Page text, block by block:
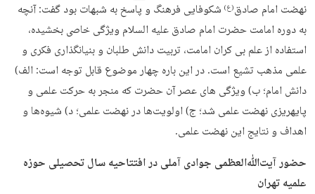
نهضت امام صادق(ع) شكوفايى فرهنگ و پاسخ به شبهات بود گفت: آنچه
به دوره امامت حضرت امام صادق عليه السلام ويژگى خاصى بخشيده،
استفاده از علم بى كران امامت، تربيت دانش‎ طلبان و بنيان‎گذارى فكرى و
علمى مذهب تشيع است. در اين باره چهار موضوع قابل توجه است: الف)
دانش امام؛ ب) ويژگى هاى عصر آن حضرت كه منجر به حركت علمى و
پايه‎ريزى نهضت علمى شد؛ ج) اولويت‌ها در نهضت علمى؛ د) شيوه‌ها و
اهداف و نتايج اين نهضت علمى.
حضور آیت‌ﷲ‌العظمی جوادی آملی در افتتاحیه سال تحصیلی حوزه
علمیه تهران